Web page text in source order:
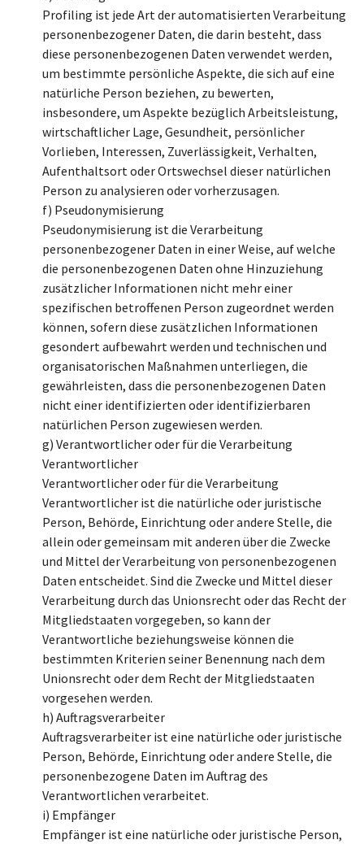
Profiling ist jede Art der automatisierten Verarbeitung
personenbezogener Daten, die darin besteht, dass
diese personenbezogenen Daten verwendet werden,
um bestimmte persönliche Aspekte, die sich auf eine
natürliche Person beziehen, zu bewerten,
insbesondere, um Aspekte bezüglich Arbeitsleistung,
wirtschaftlicher Lage, Gesundheit, persönlicher
Vorlieben, Interessen, Zuverlässigkeit, Verhalten,
Aufenthaltsort oder Ortswechsel dieser natürlichen
Person zu analysieren oder vorherzusagen.
f) Pseudonymisierung
Pseudonymisierung ist die Verarbeitung
personenbezogener Daten in einer Weise, auf welche
die personenbezogenen Daten ohne Hinzuziehung
zusätzlicher Informationen nicht mehr einer
spezifischen betroffenen Person zugeordnet werden
können, sofern diese zusätzlichen Informationen
gesondert aufbewahrt werden und technischen und
organisatorischen Maßnahmen unterliegen, die
gewährleisten, dass die personenbezogenen Daten
nicht einer identifizierten oder identifizierbaren
natürlichen Person zugewiesen werden.
g) Verantwortlicher oder für die Verarbeitung
Verantwortlicher
Verantwortlicher oder für die Verarbeitung
Verantwortlicher ist die natürliche oder juristische
Person, Behörde, Einrichtung oder andere Stelle, die
allein oder gemeinsam mit anderen über die Zwecke
und Mittel der Verarbeitung von personenbezogenen
Daten entscheidet. Sind die Zwecke und Mittel dieser
Verarbeitung durch das Unionsrecht oder das Recht der
Mitgliedstaaten vorgegeben, so kann der
Verantwortliche beziehungsweise können die
bestimmten Kriterien seiner Benennung nach dem
Unionsrecht oder dem Recht der Mitgliedstaaten
vorgesehen werden.
h) Auftragsverarbeiter
Auftragsverarbeiter ist eine natürliche oder juristische
Person, Behörde, Einrichtung oder andere Stelle, die
personenbezogene Daten im Auftrag des
Verantwortlichen verarbeitet.
i) Empfänger
Empfänger ist eine natürliche oder juristische Person,